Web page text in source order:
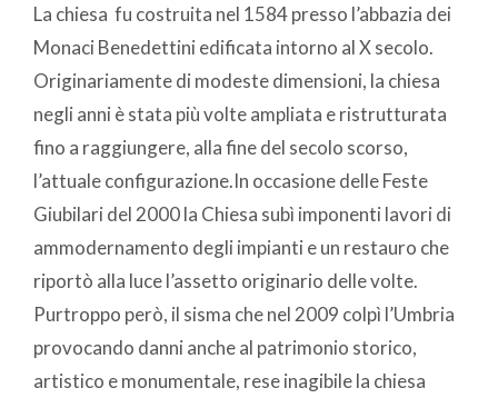
La chiesa fu costruita nel 1584 presso l’abbazia dei
Monaci Benedettini edificata intorno al X secolo.
Originariamente di modeste dimensioni, la chiesa
negli anni è stata più volte ampliata e ristrutturata
fino a raggiungere, alla fine del secolo scorso,
l’attuale configurazione.In occasione delle Feste
Giubilari del 2000 la Chiesa subì imponenti lavori di
ammodernamento degli impianti e un restauro che
riportò alla luce l’assetto originario delle volte.
Purtroppo però, il sisma che nel 2009 colpì l’Umbria
provocando danni anche al patrimonio storico,
artistico e monumentale, rese inagibile la chiesa